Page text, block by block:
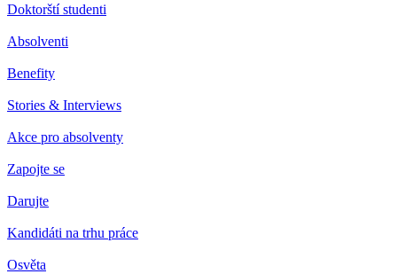
Doktorští studenti
Absolventi
Benefity
Stories & Interviews
Akce pro absolventy
Zapojte se
Darujte
Kandidáti na trhu práce
Osvěta